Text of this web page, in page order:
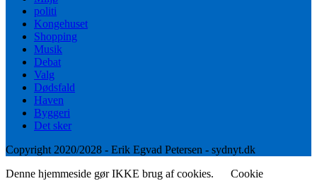
politi
Kongehuset
Shopping
Musik
Debat
Valg
Dødsfald
Haven
Byggeri
Det sker
Copyright 2020/2028 - Erik Egvad Petersen - sydnyt.dk
Denne hjemmeside gør IKKE brug af cookies.
Cookie